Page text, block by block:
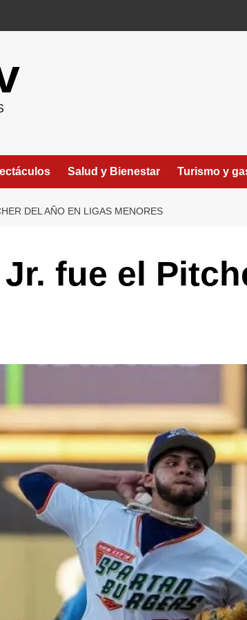
Salud y Bienestar Turismo y
DEL AÑO EN LIGAS MENORES
fue el